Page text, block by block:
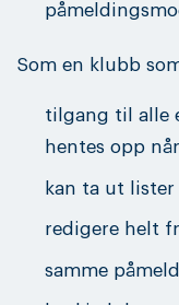
Som en klubb
tilgang til alle
hentes opp
kan ta ut lister
redigere helt
samme